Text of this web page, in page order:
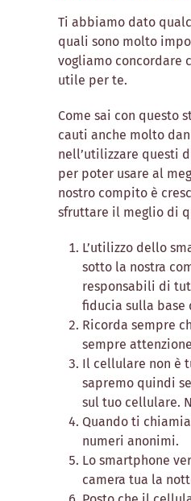
Ti abbiamo dato
quali sono molto
vogliamo concordare
utile per te.
Come sai con questo
cauti anche molto
nell’utilizzare questi
per poter usare al
nostro compito è
sfruttare il meglio di
L’utilizzo dello
sotto la nostra
responsabili di
fiducia sulla base
Ricorda sempre
sempre
Il cellulare non è
sapremo quindi
sul tuo cellulare.
Quando ti
numeri anonimi.
Lo smartphone
camera tua la